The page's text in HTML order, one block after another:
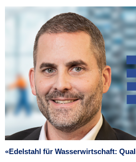
«Edelstahl für Wasserwirtschaft: